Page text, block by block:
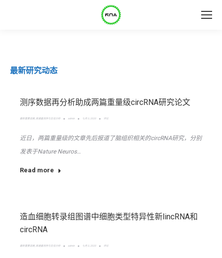
最新研究动态
测序数据再分析助成两篇重量级circRNA研究论文
最新重要进展 高通量测序与生信分析 admin 七月 3, 2020 评论
近日，两篇重量级的文章先后报道了脑组织相关的circRNA研究，分别
发表于Nature Neuros…
Read more
造血细胞转录组图谱中细胞类型特异性新lincRNA和
circRNA
最新重要进展 高通量测序与生信分析 admin 七月 3, 2020 评论